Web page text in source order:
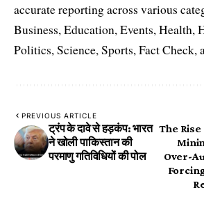
accurate reporting across various
Business, Education, Events, Health,
Politics, Science, Sports, Fact Check,
PREVIOUS ARTICLE
ट्रंप के दावे से हड़कंप: भारत
ने खोली पाकिस्तान की
परमाणु गतिविधियों की पोल
The
Over-